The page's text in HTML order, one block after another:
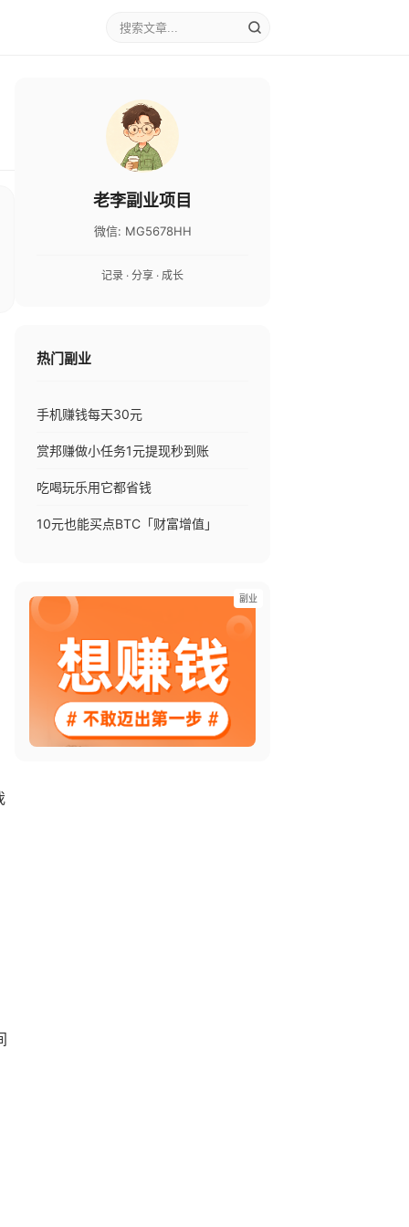
老李副业项目
微信: MG5678HH
记录 · 分享 · 成长
热门副业
手机赚钱每天30元
赏邦赚做小任务1元提现秒到账
吃喝玩乐用它都省钱
10元也能买点BTC「财富增值」
副业